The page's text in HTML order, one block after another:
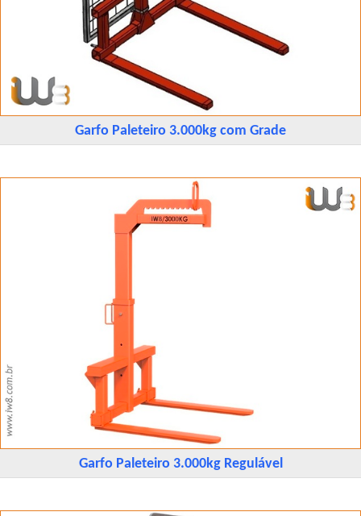
Garfo Paleteiro 3.000kg com Grade
Garfo Paleteiro 3.000kg Regulável